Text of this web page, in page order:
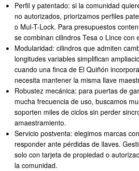
Perfil y patentado: si la comunidad
no autorizados, priorizamos perfiles
o Mul-T-Lock. Para presupuestos
se combinan cilindros Tesa o Lince con
Modularidad: cilindros que admiten
longitudes variables simplifican
cuando una finca de El Quiñón
necesita mantener la misma llave
Robustez mecánica: para puertas de
mucha frecuencia de uso, buscamos
soporten miles de ciclos sin perder
amaestramiento.
Servicio postventa: elegimos marcas
responder ante pérdidas de llaves.
solo con tarjeta de propiedad o
la comunidad.